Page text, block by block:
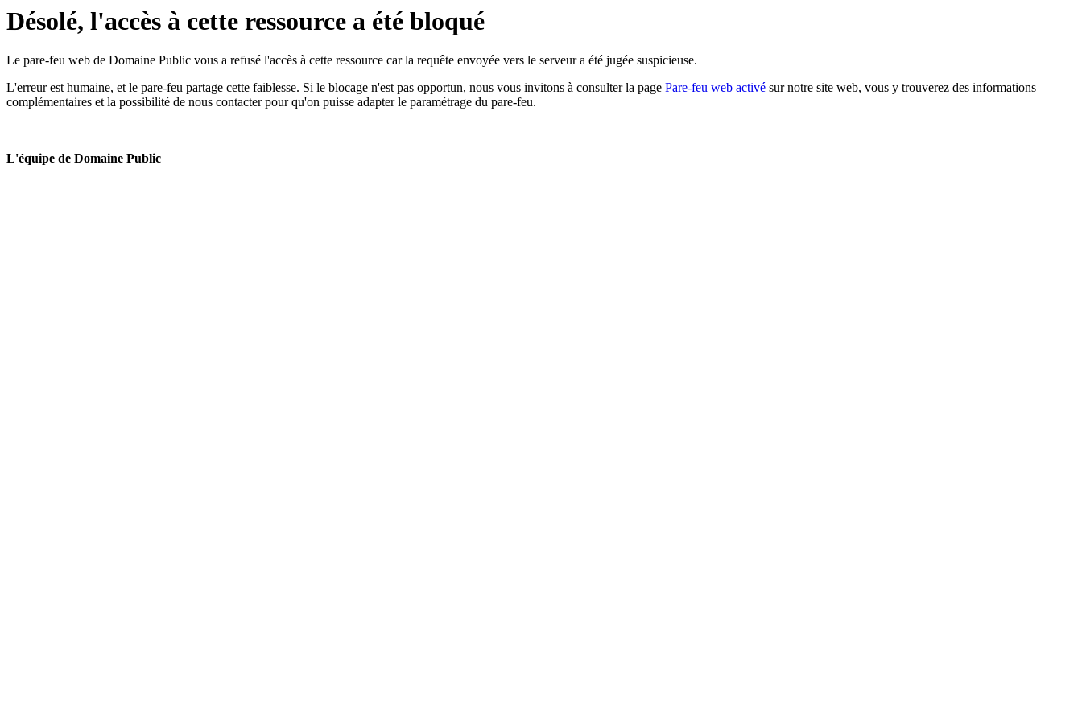
Désolé, l'accès à cette ressource a été bloqué
Le pare-feu web de Domaine Public vous a refusé l'accès à cette ressource car la requête envoyée vers le serveur a été jugée suspicieuse.
L'erreur est humaine, et le pare-feu partage cette faiblesse. Si le blocage n'est pas opportun, nous vous invitons à consulter la page Pare-feu web activé sur notre site web, vous y trouverez des informations
complémentaires et la possibilité de nous contacter pour qu'on puisse adapter le paramétrage du pare-feu.
L'équipe de Domaine Public